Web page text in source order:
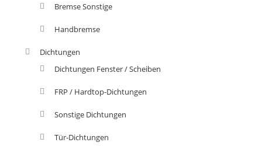
Bremse Sonstige
Handbremse
Dichtungen
Dichtungen Fenster / Scheiben
FRP / Hardtop-Dichtungen
Sonstige Dichtungen
Tür-Dichtungen